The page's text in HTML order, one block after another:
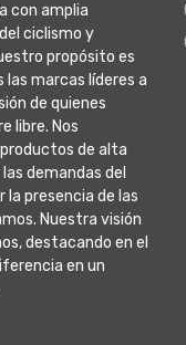
con amplia
ciclismo y
propósito es
marcas líderes a
de quienes
libre. Nos
de alta
demandas del
presencia de las
Nuestra visión
destacando en el
en un